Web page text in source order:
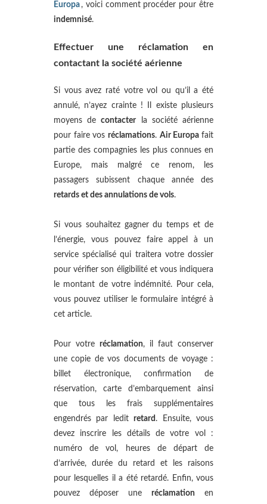
Europa , voici comment procéder pour être
indemnisé.
Effectuer une réclamation en
contactant la société aérienne
Si vous avez raté votre vol ou qu’il a été
annulé, n’ayez crainte ! Il existe plusieurs
moyens decontacterla société aérienne
pour faire vos réclamations. Air Europafait
partie des compagnies les plus connues en
Europe, mais malgré ce renom, les
passagers subissent chaque année des
retards et des annulations de vols.
Si vous souhaitez gagner du temps et de
l’énergie, vous pouvez faire appel à un
service spécialisé qui traitera votre dossier
pour vérifier son éligibilité et vous indiquera
le montant de votre indémnité. Pour cela,
vous pouvez utiliser le formulaire intégré à
cet article.
Pour votre réclamation, il faut conserver
une copie de vos documents de voyage :
billet électronique, confirmation de
réservation, carte d’embarquement ainsi
que tous les frais supplémentaires
engendrés par leditretard . Ensuite, vous
devez inscrire les détails de votre vol :
numéro de vol, heures de départ de
d’arrivée, durée du retard et les raisons
pour lesquelles il a été retardé. Enfin, vous
pouvez déposer une réclamation en